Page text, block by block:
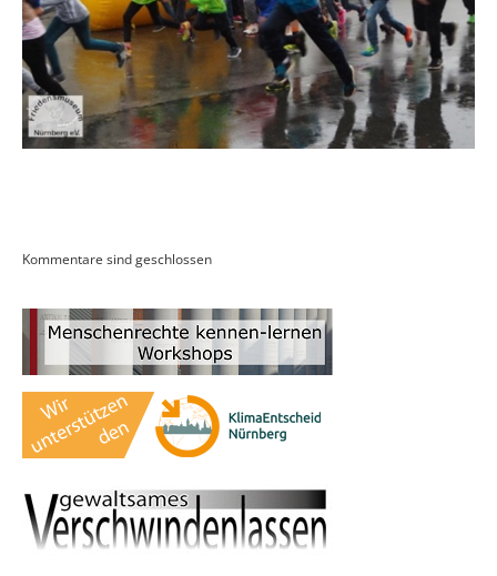
Kommentare sind geschlossen